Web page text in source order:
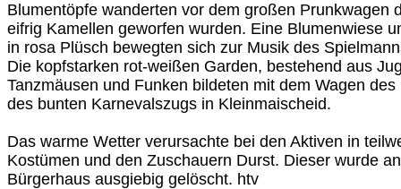
Blumentöpfe wanderten vor dem großen Prunkwagen
eifrig Kamellen geworfen wurden. Eine Blumenwiese
in rosa Plüsch bewegten sich zur Musik des
Die kopfstarken rot-weißen Garden, bestehend aus
Tanzmäusen und Funken bildeten mit dem Wagen
des bunten Karnevalszugs in Kleinmaischeid.
Das warme Wetter verursachte bei den Aktiven in
Kostümen und den Zuschauern Durst. Dieser wurde
Bürgerhaus ausgiebig gelöscht. htv